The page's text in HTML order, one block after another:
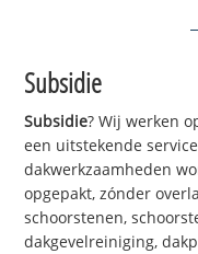
Subsidie
Subsidie? Wij werken
een uitstekende
dakwerkzaamheden
opgepakt, zónder
schoorstenen,
dakgevelreiniging,